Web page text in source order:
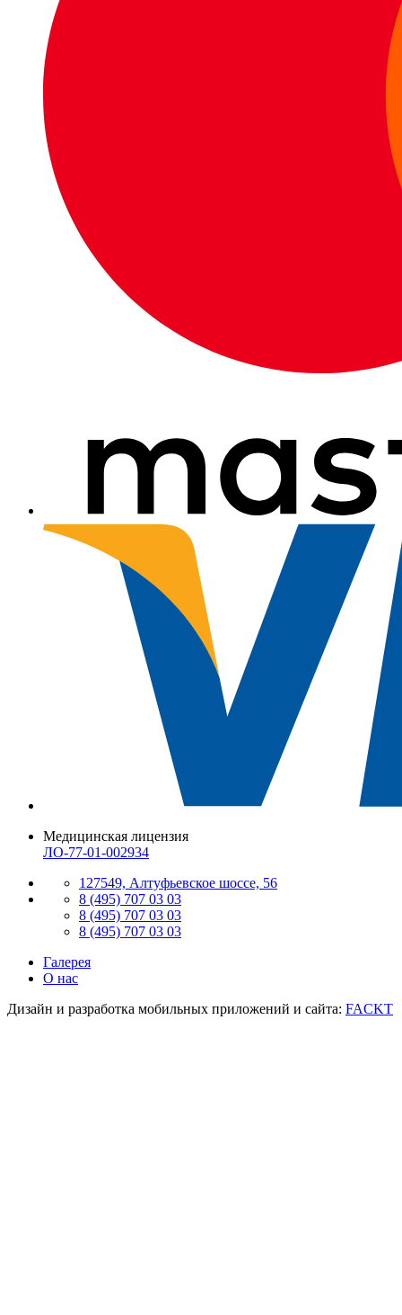
Медицинская лицензия
ЛО-77-01-002934
127549, Алтуфьевское шоссе, 56
8 (495) 707 03 03
8 (495) 707 03 03
8 (495) 707 03 03
Галерея
О нас
Дизайн и разработка мобильных приложений и сайта: FACKT